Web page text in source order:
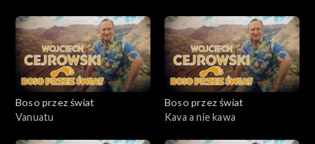
Boso przez świat
Vanuatu
Boso przez świat
Kava a nie kawa